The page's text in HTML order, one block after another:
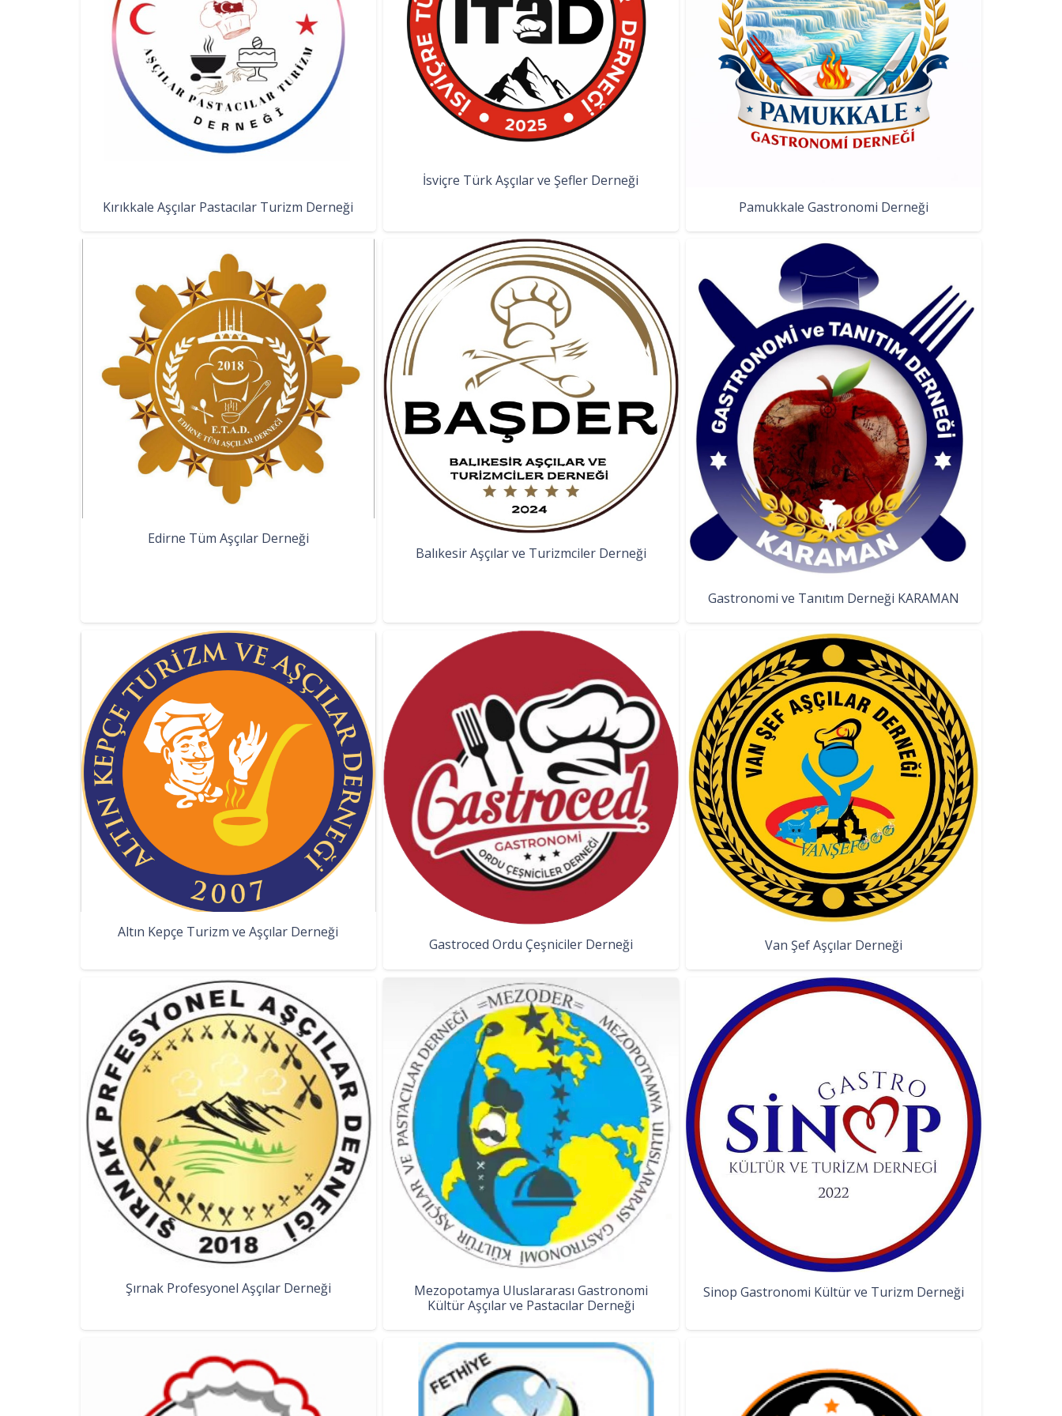
Kırıkkale Aşçılar Pastacılar Turizm Derneği
İsviçre Türk Aşçılar ve Şefler Derneği
Pamukkale Gastronomi Derneği
Edirne Tüm Aşçılar Derneği
Balıkesir Aşçılar ve Turizmciler Derneği
Gastronomi ve Tanıtım Derneği KARAMAN
Altın Kepçe Turizm ve Aşçılar Derneği
Gastroced Ordu Çeşniciler Derneği Van Şef Aşçılar Derneği
Şırnak Profesyonel Aşçılar Derneği
Mezopotamya Uluslararası Gastronomi
Kültür Aşçılar ve Pastacılar Derneği
Sinop Gastronomi Kültür ve Turizm Derneği